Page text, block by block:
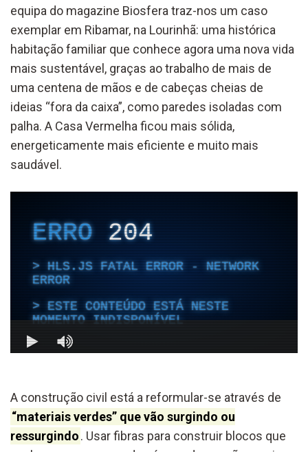
equipa do magazine Biosfera traz-nos um caso
exemplar em Ribamar, na Lourinhã: uma histórica
habitação familiar que conhece agora uma nova vida
mais sustentável, graças ao trabalho de mais de
uma centena de mãos e de cabeças cheias de
ideias “fora da caixa”, como paredes isoladas com
palha. A Casa Vermelha ficou mais sólida,
energeticamente mais eficiente e muito mais
saudável.
A construção civil está a reformular-se através de
“materiais verdes” que vão surgindo ou
ressurgindo. Usar fibras para construir blocos que